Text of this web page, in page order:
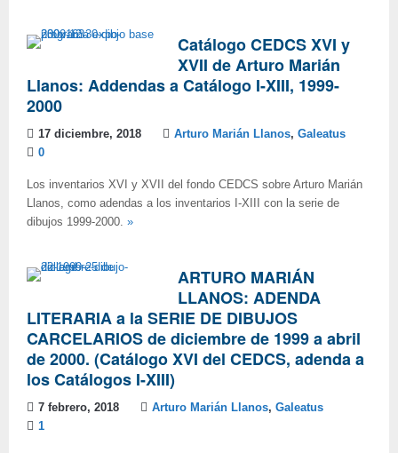
Catálogo CEDCS XVI y
XVII de Arturo Marián
Llanos: Addendas a Catálogo I-XIII, 1999-
2000
17 diciembre, 2018 Arturo Marián Llanos, Galeatus
0
Los inventarios XVI y XVII del fondo CEDCS sobre Arturo Marián
Llanos, como adendas a los inventarios I-XIII con la serie de
dibujos 1999-2000. »
ARTURO MARIÁN
LLANOS: ADENDA
LITERARIA a la SERIE DE DIBUJOS
CARCELARIOS de diciembre de 1999 a abril
de 2000. (Catálogo XVI del CEDCS, adenda a
los Catálogos I-XIII)
7 febrero, 2018 Arturo Marián Llanos, Galeatus
1